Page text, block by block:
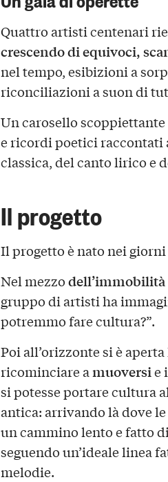
Quattro artisti centenari
crescendo di equivoci,
nel tempo, esibizioni a
riconciliazioni a suon di
Un carosello
e ricordi poetici raccontati
classica, del canto lirico e
Il progetto
Il progetto è nato nei
Nel mezzodell’immobilità
gruppo di artisti ha
potremmo fare cultura?”.
Poi all’orizzonte si è
ricominciare amuoversie
si potesse portare cultura
antica: arrivando là dove
un cammino lento e fatto
seguendo un’ideale linea
melodie.